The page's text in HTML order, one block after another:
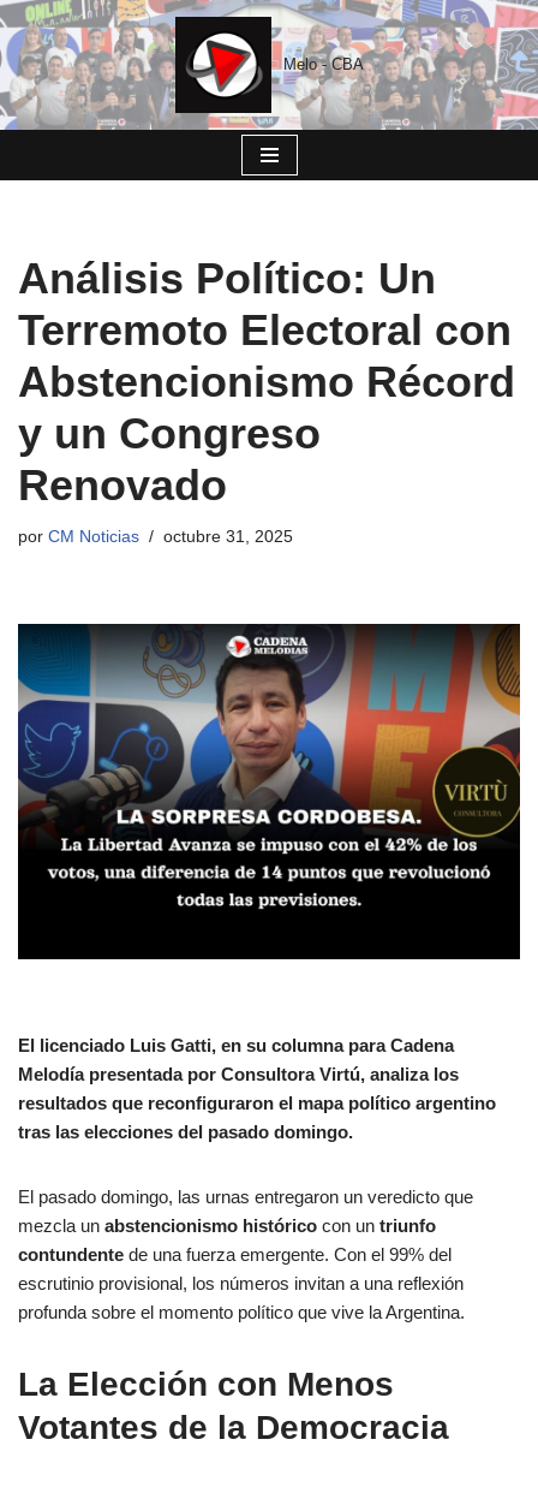
Saltar
al
contenido
Melo - CBA
Análisis Político: Un
Terremoto Electoral con
Abstencionismo Récord
y un Congreso
Renovado
por CM Noticias octubre 31, 2025
El licenciado Luis Gatti, en su columna para Cadena
Melodía presentada por Consultora Virtú, analiza los
resultados que reconfiguraron el mapa político argentino
tras las elecciones del pasado domingo.
El pasado domingo, las urnas entregaron un veredicto que
mezcla un abstencionismo histórico con un triunfo
contundente de una fuerza emergente. Con el 99% del
escrutinio provisional, los números invitan a una reflexión
profunda sobre el momento político que vive la Argentina.
La Elección con Menos
Votantes de la Democracia